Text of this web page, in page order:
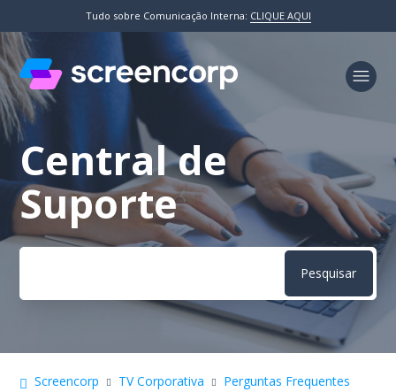
Tudo sobre Comunicação Interna: CLIQUE AQUI
Pesquisa
Central de
Suporte
Screencorp TV Corporativa Perguntas Frequentes